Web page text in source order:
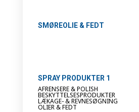
SMØREOLIE & FEDT
SPRAY PRODUKTER 1
AFRENSERE & POLISH
BESKYTTELSESPRODUKTER
LÆKAGE- & REVNESØGNING
OLIER & FEDT